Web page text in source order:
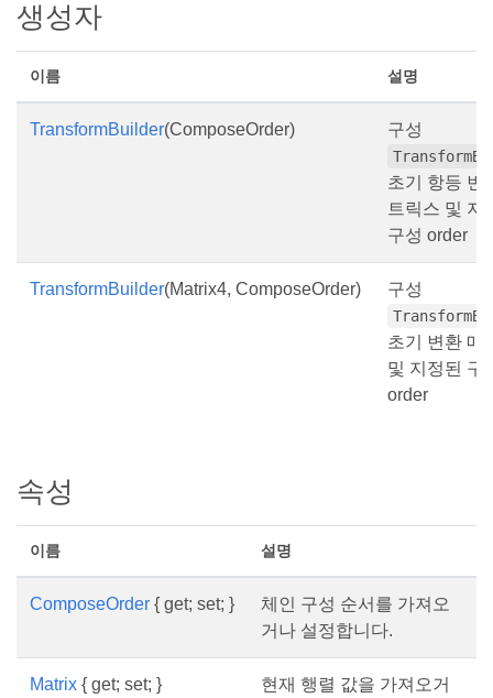
생성자
이름 설명
TransformBuilder(ComposeOrder) 구성
초기 항등 변
트릭스 및 지
구성 order
TransformBuilder(Matrix4, ComposeOrder) 구성
초기 변환 매
및 지정된 구
order
속성
이름 설명
ComposeOrder { get; set; }
체인 구성 순서를 가져오
거나 설정합니다.
Matrix { get; set; }
현재 행렬 값을 가져오거